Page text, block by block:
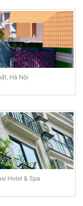
Hà Nội
Hotel & Spa